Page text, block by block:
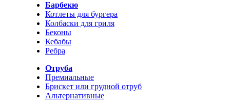
Барбекю
Котлеты для бургера
Колбаски для гриля
Беконы
Кебабы
Ребра
Отруба
Премиальные
Брискет или грудной отруб
Альтернативные